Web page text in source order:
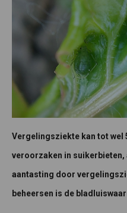
Vergelingsziekte kan tot
veroorzaken in
aantasting door
beheersen is de